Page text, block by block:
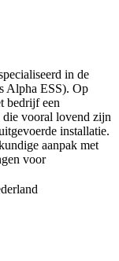
in de
Alpha ESS). Op
bedrijf een
die vooral lovend zijn
installatie.
aanpak met
voor